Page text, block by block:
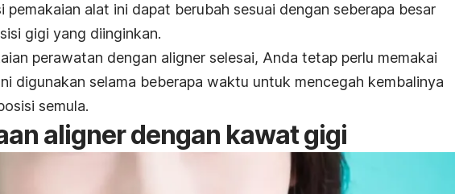
pemakaian alat ini dapat berubah sesuai dengan seberapa besar
gigi yang diinginkan.
perawatan dengan aligner selesai, Anda tetap perlu memakai
digunakan selama beberapa waktu untuk mencegah kembalinya
semula.
alignerdengan kawat gigi